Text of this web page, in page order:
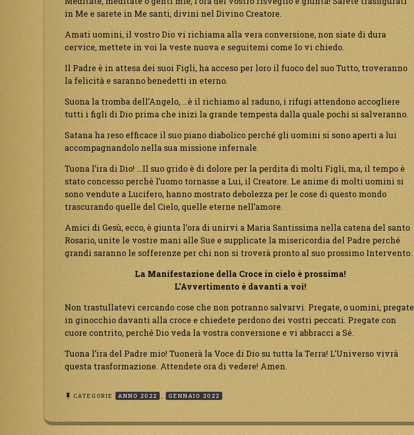
in Me e sarete in Me santi, divini nel Divino Creatore.
Amati uomini, il vostro Dio vi richiama alla vera conversione, non siate di dura
cervice, mettete in voi la veste nuova e seguitemi come Io vi chiedo.
Il Padre è in attesa dei suoi Figli, ha acceso per loro il fuoco del suo Tutto, troveranno
la felicità e saranno benedetti in eterno.
Suona la tromba dell’Angelo, …è il richiamo al raduno, i rifugi attendono accogliere
tutti i figli di Dio prima che inizi la grande tempesta dalla quale pochi si salveranno.
Satana ha reso efficace il suo piano diabolico perché gli uomini si sono aperti a lui
accompagnandolo nella sua missione infernale.
Tuona l’ira di Dio! …Il suo grido è di dolore per la perdita di molti Figli, ma, il tempo è
stato concesso perché l’uomo tornasse a Lui, il Creatore. Le anime di molti uomini si
sono vendute a Lucifero, hanno mostrato debolezza per le cose di questo mondo
trascurando quelle del Cielo, quelle eterne nell’amore.
Amici di Gesù, ecco, è giunta l’ora di unirvi a Maria Santissima nella catena del santo
Rosario, unite le vostre mani alle Sue e supplicate la misericordia del Padre perché
grandi saranno le sofferenze per chi non si troverà pronto al suo prossimo Intervento.
La Manifestazione della Croce in cielo è prossima!
L’Avvertimento è davanti a voi!
Non trastullatevi cercando cose che non potranno salvarvi. Pregate, o uomini, pregate
in ginocchio davanti alla croce e chiedete perdono dei vostri peccati. Pregate con
cuore contrito, perché Dio veda la vostra conversione e vi abbracci a Sé.
Tuona l’ira del Padre mio! Tuonerà la Voce di Dio su tutta la Terra! L’Universo vivrà
questa trasformazione. Attendete ora di vedere! Amen.
CATEGORIE ANNO 2022 GENNAIO 2022